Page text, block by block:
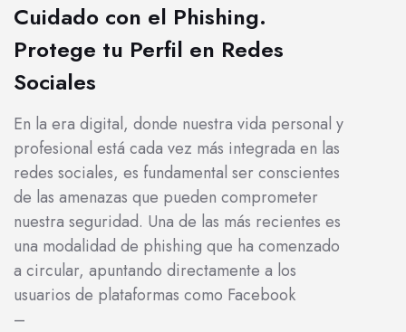
Cuidado con el Phishing.
Protege tu Perfil en Redes
Sociales
En la era digital, donde nuestra vida personal y
profesional está cada vez más integrada en las
redes sociales, es fundamental ser conscientes
de las amenazas que pueden comprometer
nuestra seguridad. Una de las más recientes es
una modalidad de phishing que ha comenzado
a circular, apuntando directamente a los
usuarios de plataformas como Facebook
–